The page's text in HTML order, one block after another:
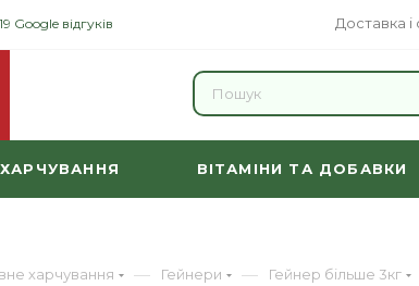
Доставка і
Google відгуків
ВІТАМІНИ ТА ДОБАВКИ
харчування — Гейнери — Гейнер більше 3кг